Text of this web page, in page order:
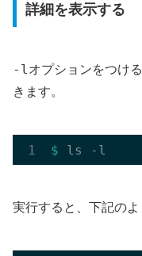
詳細を表示する
-lオプションをつけ
きます。
$
実行すると、下記のよ